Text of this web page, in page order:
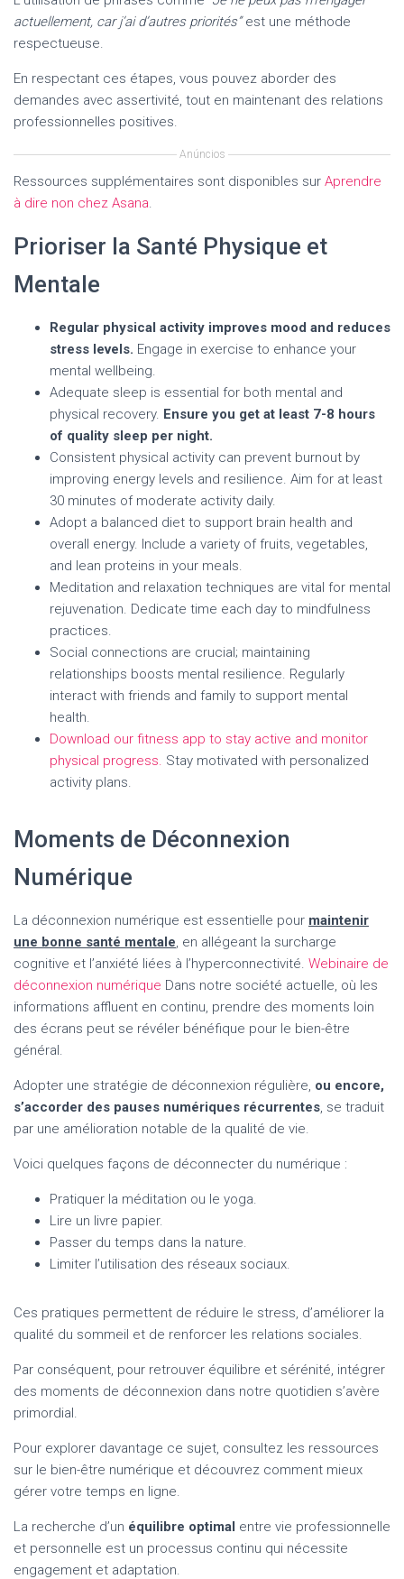
actuellement, car j’ai d’autres priorités”est une méthode
respectueuse.
En respectant ces étapes, vous pouvez aborder des
demandes avec assertivité, tout en maintenant des relations
professionnelles positives.
Anúncios
Ressources supplémentaires sont disponibles sur Aprendre
à dire non chez Asana.
Prioriser la Santé Physique et
Mentale
Regular physical activity improves mood and reduces
stress levels. Engage in exercise to enhance your
mental wellbeing.
Adequate sleep is essential for both mental and
physical recovery. Ensure you get at least 7-8 hours
of quality sleep per night.
Consistent physical activity can prevent burnout by
improving energy levels and resilience. Aim for at least
30 minutes of moderate activity daily.
Adopt a balanced diet to support brain health and
overall energy. Include a variety of fruits, vegetables,
and lean proteins in your meals.
Meditation and relaxation techniques are vital for mental
rejuvenation. Dedicate time each day to mindfulness
practices.
Social connections are crucial; maintaining
relationships boosts mental resilience. Regularly
interact with friends and family to support mental
health.
Download our fitness app to stay active and monitor
physical progress. Stay motivated with personalized
activity plans.
Moments de Déconnexion
Numérique
La déconnexion numérique est essentielle pour maintenir
une bonne santé mentale, en allégeant la surcharge
cognitive et l’anxiété liées à l’hyperconnectivité. Webinaire de
déconnexion numérique Dans notre société actuelle, où les
informations affluent en continu, prendre des moments loin
des écrans peut se révéler bénéfique pour le bien-être
général.
Adopter une stratégie de déconnexion régulière, ou encore,
s’accorder des pauses numériques récurrentes, se traduit
par une amélioration notable de la qualité de vie.
Voici quelques façons de déconnecter du numérique :
Pratiquer la méditation ou le yoga.
Lire un livre papier.
Passer du temps dans la nature.
Limiter l’utilisation des réseaux sociaux.
Ces pratiques permettent de réduire le stress, d’améliorer la
qualité du sommeil et de renforcer les relations sociales.
Par conséquent, pour retrouver équilibre et sérénité, intégrer
des moments de déconnexion dans notre quotidien s’avère
primordial.
Pour explorer davantage ce sujet, consultez les ressources
sur le bien-être numérique et découvrez comment mieux
gérer votre temps en ligne.
La recherche d’un équilibre optimal entre vie professionnelle
et personnelle est un processus continu qui nécessite
engagement et adaptation.